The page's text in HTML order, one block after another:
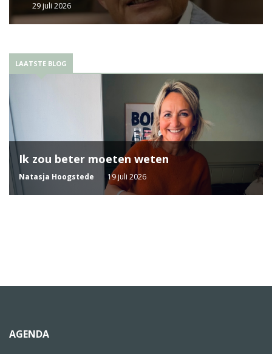
29 juli 2026
LAATSTE BLOG
Ik zou beter moeten weten
Natasja Hoogstede 19 juli 2026
AGENDA